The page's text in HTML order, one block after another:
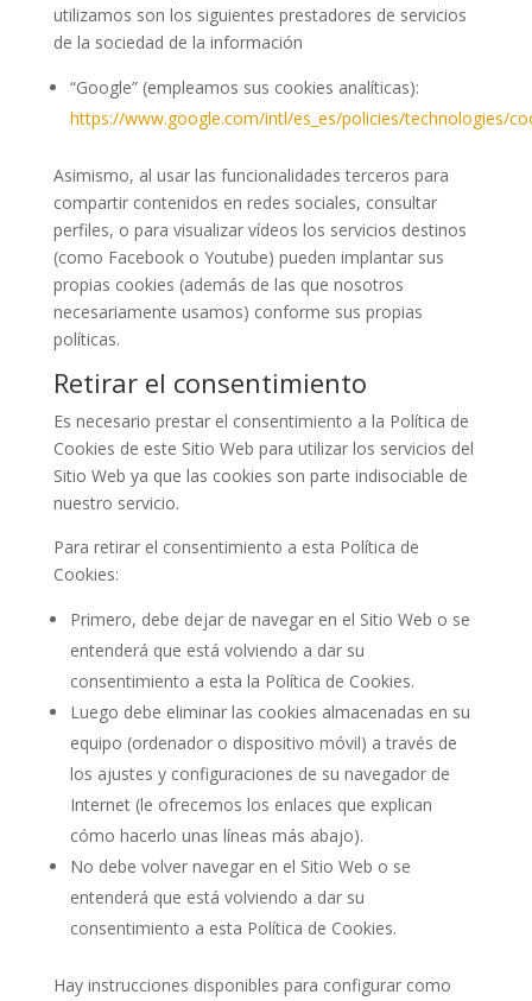
utilizamos son los siguientes prestadores de servicios
de la sociedad de la información
“Google” (empleamos sus cookies analíticas):
https://www.google.com/intl/es_es/policies/technologies/
Asimismo, al usar las funcionalidades terceros para
compartir contenidos en redes sociales, consultar
perfiles, o para visualizar vídeos los servicios destinos
(como Facebook o Youtube) pueden implantar sus
propias cookies (además de las que nosotros
necesariamente usamos) conforme sus propias
políticas.
Retirar el consentimiento
Es necesario prestar el consentimiento a la Política de
Cookies de este Sitio Web para utilizar los servicios del
Sitio Web ya que las cookies son parte indisociable de
nuestro servicio.
Para retirar el consentimiento a esta Política de
Cookies:
Primero, debe dejar de navegar en el Sitio Web o se
entenderá que está volviendo a dar su
consentimiento a esta la Política de Cookies.
Luego debe eliminar las cookies almacenadas en su
equipo (ordenador o dispositivo móvil) a través de
los ajustes y configuraciones de su navegador de
Internet (le ofrecemos los enlaces que explican
cómo hacerlo unas líneas más abajo).
No debe volver navegar en el Sitio Web o se
entenderá que está volviendo a dar su
consentimiento a esta Política de Cookies.
Hay instrucciones disponibles para configurar como